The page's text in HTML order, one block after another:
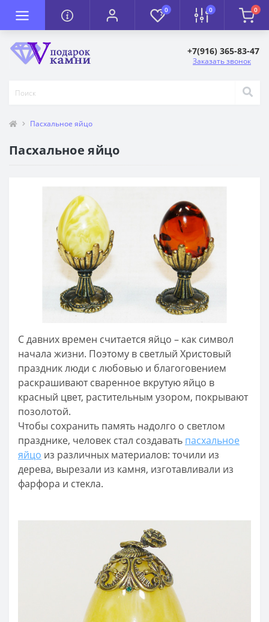
0 0 0
+7(916) 365-83-47
Заказать звонок
Пасхальное яйцо
Пасхальное яйцо
С давних времен считается яйцо – как символ
начала жизни. Поэтому в светлый Христовый
праздник люди с любовью и благоговением
раскрашивают сваренное вкрутую яйцо в
красный цвет, растительным узором, покрывают
позолотой.
Чтобы сохранить память надолго о светлом
празднике, человек стал создавать пасхальное
яйцо из различных материалов: точили из
дерева, вырезали из камня, изготавливали из
фарфора и стекла.